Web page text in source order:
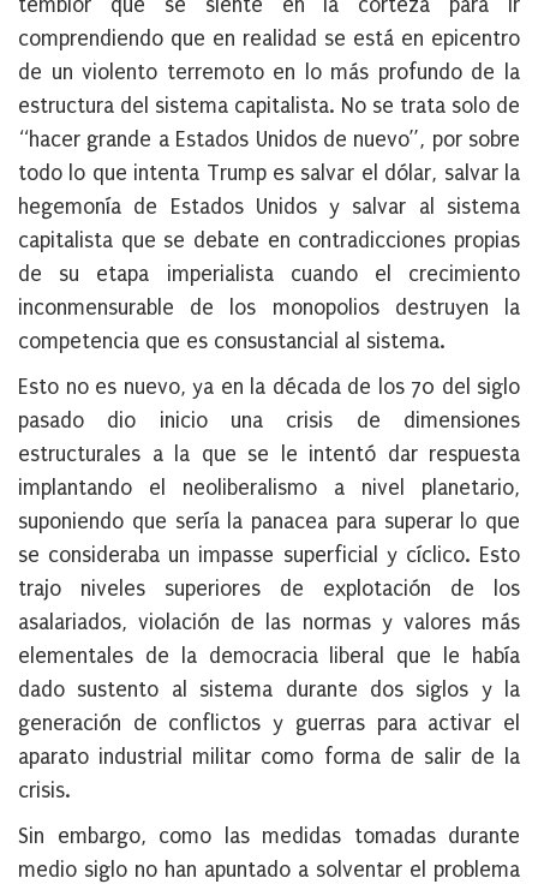
temblor que se siente en la corteza para ir
comprendiendo que en realidad se está en epicentro
de un violento terremoto en lo más profundo de la
estructura del sistema capitalista. No se trata solo de
“hacer grande a Estados Unidos de nuevo”, por sobre
todo lo que intenta Trump es salvar el dólar, salvar la
hegemonía de Estados Unidos y salvar al sistema
capitalista que se debate en contradicciones propias
de su etapa imperialista cuando el crecimiento
inconmensurable de los monopolios destruyen la
competencia que es consustancial al sistema.
Esto no es nuevo, ya en la década de los 70 del siglo
pasado dio inicio una crisis de dimensiones
estructurales a la que se le intentó dar respuesta
implantando el neoliberalismo a nivel planetario,
suponiendo que sería la panacea para superar lo que
se consideraba un impasse superficial y cíclico. Esto
trajo niveles superiores de explotación de los
asalariados, violación de las normas y valores más
elementales de la democracia liberal que le había
dado sustento al sistema durante dos siglos y la
generación de conflictos y guerras para activar el
aparato industrial militar como forma de salir de la
crisis.
Sin embargo, como las medidas tomadas durante
medio siglo no han apuntado a solventar el problema